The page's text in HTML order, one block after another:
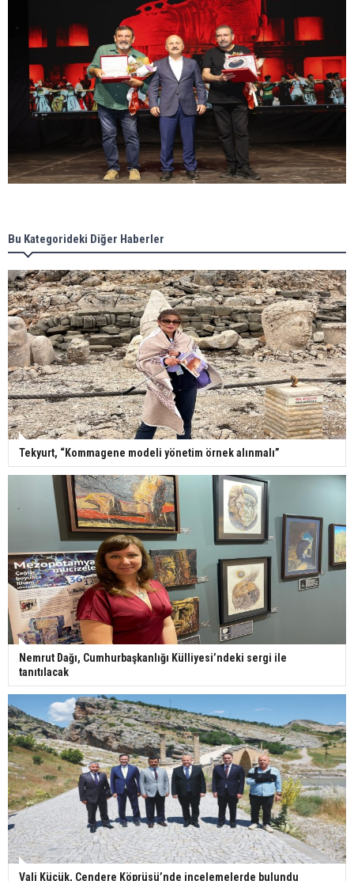
Bu Kategorideki Diğer Haberler
Tekyurt, “Kommagene modeli yönetim örnek alınmalı”
Nemrut Dağı, Cumhurbaşkanlığı Külliyesi’ndeki sergi ile
tanıtılacak
Vali Küçük, Cendere Köprüsü’nde incelemelerde bulundu